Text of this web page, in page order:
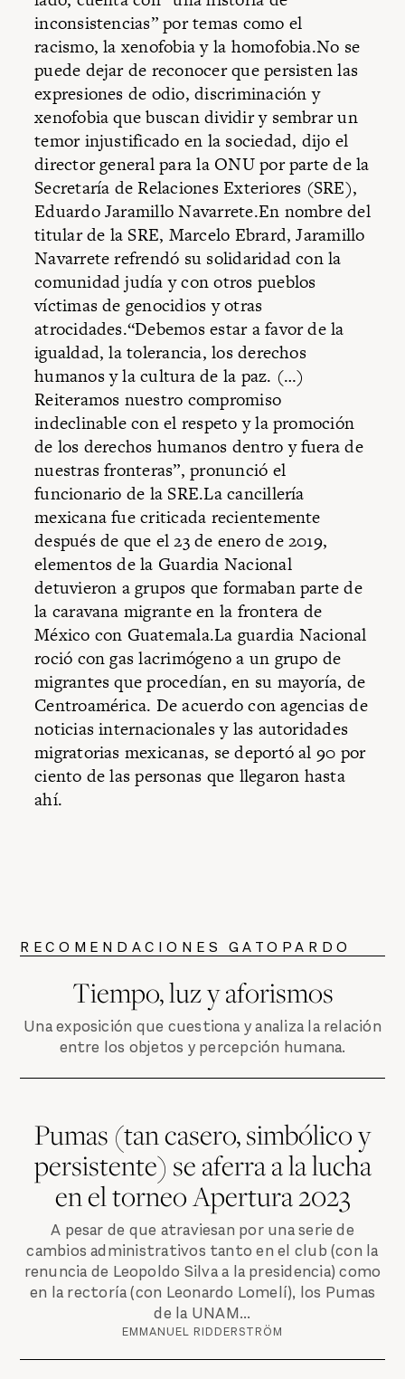
inconsistencias” por temas como el
racismo, la xenofobia y la homofobia.No se
puede dejar de reconocer que persisten las
expresiones de odio, discriminación y
xenofobia que buscan dividir y sembrar un
temor injustificado en la sociedad, dijo el
director general para la ONU por parte de la
Secretaría de Relaciones Exteriores (SRE),
Eduardo Jaramillo Navarrete.En nombre del
titular de la SRE, Marcelo Ebrard, Jaramillo
Navarrete refrendó su solidaridad con la
comunidad judía y con otros pueblos
víctimas de genocidios y otras
atrocidades.“Debemos estar a favor de la
igualdad, la tolerancia, los derechos
humanos y la cultura de la paz. (…)
Reiteramos nuestro compromiso
indeclinable con el respeto y la promoción
de los derechos humanos dentro y fuera de
nuestras fronteras”, pronunció el
funcionario de la SRE.La cancillería
mexicana fue criticada recientemente
después de que el 23 de enero de 2019,
elementos de la Guardia Nacional
detuvieron a grupos que formaban parte de
la caravana migrante en la frontera de
México con Guatemala.La guardia Nacional
roció con gas lacrimógeno a un grupo de
migrantes que procedían, en su mayoría, de
Centroamérica. De acuerdo con agencias de
noticias internacionales y las autoridades
migratorias mexicanas, se deportó al 90 por
ciento de las personas que llegaron hasta
ahí.
RECOMENDACIONES GATOPARDO
Tiempo, luz y aforismos
Una exposición que cuestiona y analiza la relación
entre los objetos y percepción humana.
Pumas (tan casero, simbólico y
persistente) se aferra a la lucha
en el torneo Apertura 2023
A pesar de que atraviesan por una serie de
cambios administrativos tanto en el club (con la
renuncia de Leopoldo Silva a la presidencia) como
en la rectoría (con Leonardo Lomelí), los Pumas
de la UNAM...
EMMANUEL RIDDERSTRÖM